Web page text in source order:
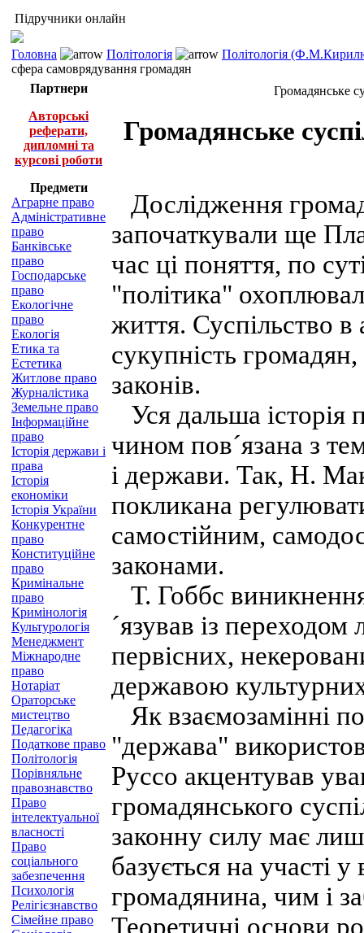
Підручники онлайн
Головна Політологія
Політологія
сфера самоврядування громадян
Партнери
Авторські
реферати,
дипломні та
курсові роботи
Предмети
Аграрне право
Адміністративне
право
Банківське
право
Господарське
право
Екологічне
право
Екологія
Етика та
Естетика
Житлове право
Журналістика
Земельне право
Інформаційне
право
Історія держави і
права
Історія
економіки
Історія України
Конкурентне
право
Конституційне
право
Кримінальне
право
Кримінологія
Культурологія
Менеджмент
Міжнародне
право
Нотаріат
Ораторське
мистецтво
Педагогіка
Податкове право
Політологія
Порівняльне
правознавство
Право
інтелектуальної
власності
Право
соціального
забезпечення
Психологія
Релігієзнавство
Сімейне право
Громадянське
Громадянське
Дослідження
започаткували ще
час ці поняття, по
"політика"
життя. Суспільство в
сукупність
законів.
Уся дальша історія
чином пов´язана з
і держави. Так, H.
покликана
самостійним,
законами.
Т. Гоббс
´язував із
первісних,
державою
Як взаємозамінні
"держава"
Руссо акцентував
громадянського
законну силу має
базується на участі
громадянина, чим і
Теоретичні основи